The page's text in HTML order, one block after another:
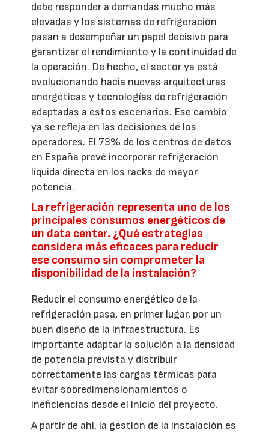
debe responder a demandas mucho más
elevadas y los sistemas de refrigeración
pasan a desempeñar un papel decisivo para
garantizar el rendimiento y la continuidad de
la operación. De hecho, el sector ya está
evolucionando hacia nuevas arquitecturas
energéticas y tecnologías de refrigeración
adaptadas a estos escenarios. Ese cambio
ya se refleja en las decisiones de los
operadores. El 73% de los centros de datos
en España prevé incorporar refrigeración
líquida directa en los racks de mayor
potencia.
La refrigeración representa uno de los
principales consumos energéticos de
un data center. ¿Qué estrategias
considera más eficaces para reducir
ese consumo sin comprometer la
disponibilidad de la instalación?
Reducir el consumo energético de la
refrigeración pasa, en primer lugar, por un
buen diseño de la infraestructura. Es
importante adaptar la solución a la densidad
de potencia prevista y distribuir
correctamente las cargas térmicas para
evitar sobredimensionamientos o
ineficiencias desde el inicio del proyecto.
A partir de ahí, la gestión de la instalación es